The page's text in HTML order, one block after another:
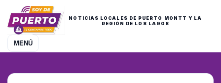
NOTICIAS LOCALES DE PUERTO MONTT Y LA
REGIÓN DE LOS LAGOS
MENÚ